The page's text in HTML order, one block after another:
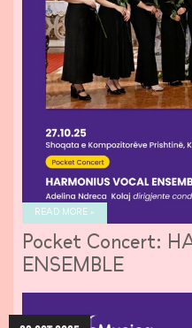
READ MORE »
Pocket Concert:
ENSEMBLE